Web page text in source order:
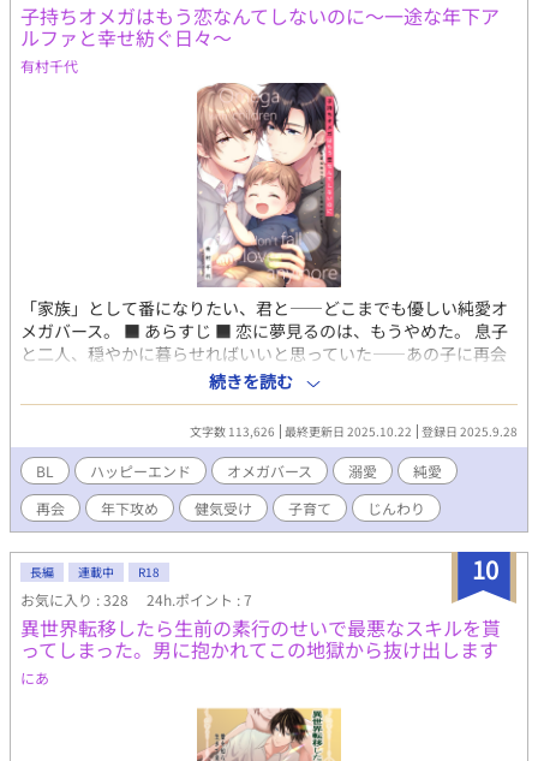
子持ちオメガはもう恋なんてしないのに～一途な年下ア
ルファと幸せ紡ぐ日々～
有村千代
「家族」として番になりたい、君と――どこまでも優しい純愛オ
メガバース。 ■ あらすじ ■ 恋に夢見るのは、もうやめた。 息子
と二人、穏やかに暮らせればいいと思っていた――あの子に再会
するまでは。 オメガの春陽は、仕事をこなしながら４歳の息子・
優を育てるシングルファザー。 《身寄りがなく、優には自分しか
いない。もし自分に何かあったら――？》 そう思い、マッチング
アプリを始めるのだが、出会った男とトラブルに巻き込まれたそ
の時。春陽を助けてくれたのは、かつて心を通わせた年下の少
年・湊だった。 今や大学生になった湊は、春陽の元恋人（？）
の“弟”にあたるアルファ。過去の出来事がきっかけで姿を消した
春陽を、ずっと探していたという。 湊は「兄に代わって償わせて
ほしい」と告げるのだが、それはただの償いなどではなかった。
「春陽さんが好きなんだ……前から、ずっと」 傷ついた心に、ま
っすぐ差し伸べられる大きな手。 恋を諦めたシンファザΩと、一
途に想いを伝えてくる年下α。どこまでも優しい純愛オメガバー
ス。 【一途すぎる大学生α×健気なシンファザΩ】 ・ピュア×ピ
ュアな関係性（後半はずっと糖度高め） ・救済系シリアスあり、
※『★』マークがついている章は性的な描写が含まれています。
※全９話＋番外編５話（断章含む）、毎日更新予定。 掲載箇所
続きを読む
文字数 113,626 最終更新日 2025.10.22 登録日 2025.9.28
BL ハッピーエンド オメガバース 溺愛
純愛
再会
年下攻め 健気受け 子育て じんわり
10
長編 連載中 R18
お気に入り : 328 24h.ポイント : 7
異世界転移したら生前の素行のせいで最悪なスキルを貰
ってしまった。男に抱かれてこの地獄から抜け出します
にあ